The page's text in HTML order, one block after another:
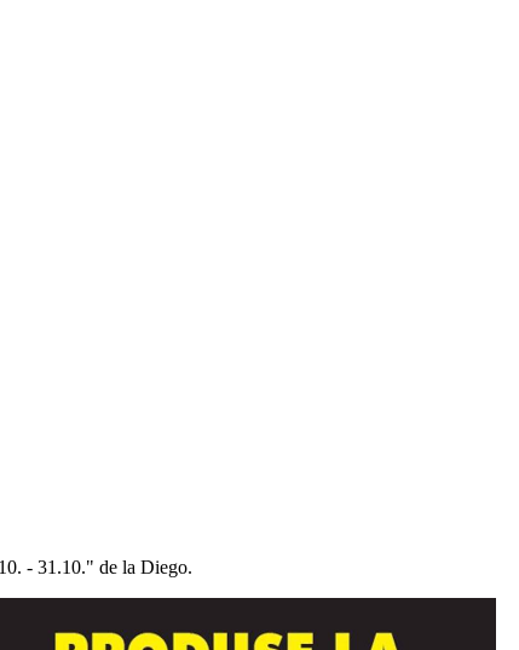
- 31.10." de la Diego.